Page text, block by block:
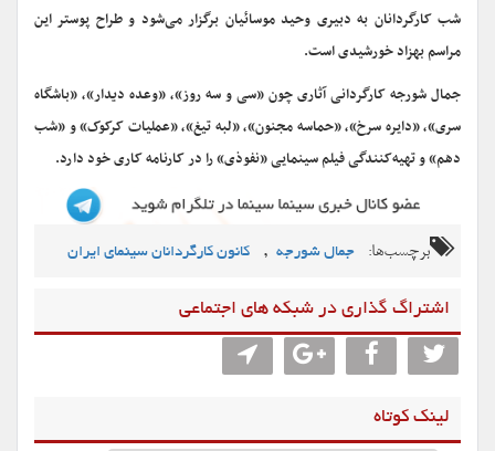
شب کارگردانان به دبیری وحید موسائیان برگزار می‌شود و طراح پوستر این
مراسم بهزاد خورشیدی است.
جمال شورجه کارگردانی آثاری چون «سی و سه روز»، «وعده دیدار»، «باشگاه
سری»، «دایره سرخ»، «حماسه مجنون»، «لبه تیغ»، «عملیات کرکوک» و «شب
دهم» و تهیه‌کنندگی فیلم سینمایی «نفوذی» را در کارنامه کاری خود دارد.
برچسب‌ها: جمال شورجه , کانون کارگردانان سینمای ایران
اشتراگ گذاری در شبکه های اجتماعی
لینک کوتاه